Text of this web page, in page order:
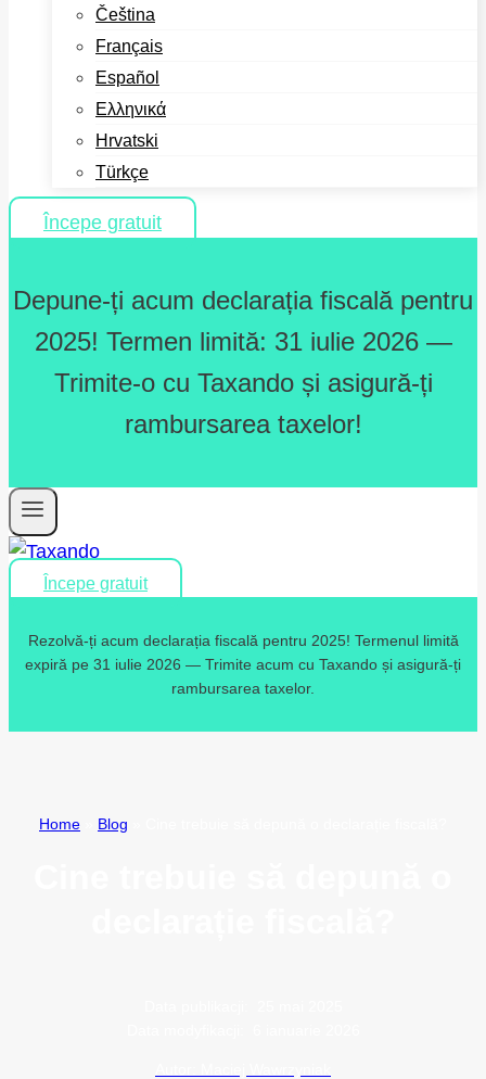
Čeština
Français
Español
Ελληνικά
Hrvatski
Türkçe
Începe gratuit
Depune-ți acum declarația fiscală pentru
2025! Termen limită: 31 iulie 2026 —
Trimite-o cu Taxando și asigură-ți
rambursarea taxelor!
Începe gratuit
Rezolvă-ți acum declarația fiscală pentru 2025! Termenul limită
expiră pe 31 iulie 2026 — Trimite acum cu Taxando și asigură-ți
rambursarea taxelor.
Home Blog